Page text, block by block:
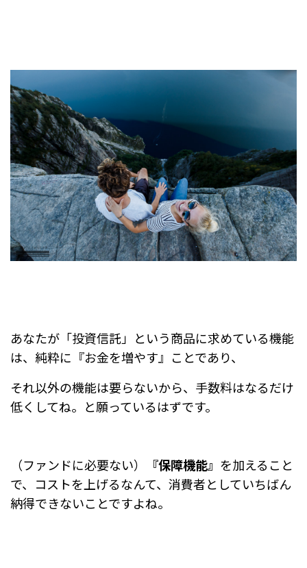
あなたが「投資信託」という商品に求めている機能
は、純粋に『お金を増やす』ことであり、
それ以外の機能は要らないから、手数料はなるだけ
低くしてね。 と願っているはずです。
（ファンドに必要ない） 『保障機能』 を加えること
で、コストを上げるなんて、消費者としていちばん
納得できないことですよね。